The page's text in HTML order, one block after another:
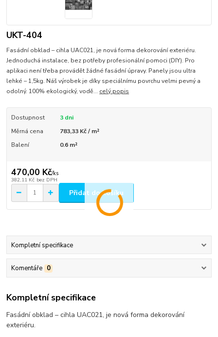
UKT-404
Fasádní obklad – cihla UAC021, je nová forma dekorování exteriéru.
Jednoduchá instalace, bez potřeby profesionální pomoci (DIY). Pro
aplikaci není třeba provádět žádné fasádní úpravy. Panely jsou ultra
lehké – 1,5kg. Náš výrobek je díky speciálnímu povrchu velmi pevný a
odolný. 100% ekologický, vodě... celý popis
Dostupnost
3 dni
Měrná cena
783,33 Kč / m²
Balení
0.6 m²
470,00 Kč/ks
382,11 Kč bez DPH
Přidat do košíku
Kompletní specifikace
Komentáře 0
Kompletní specifikace
Fasádní obklad – cihla UAC021, je nová forma dekorování
exteriéru.